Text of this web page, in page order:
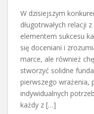
W dzisiejszym
długotrwałych relacji
elementem sukcesu
się doceniani i
marce, ale również
stworzyć solidne
pierwszego wrażenia,
indywidualnych
każdy z […]